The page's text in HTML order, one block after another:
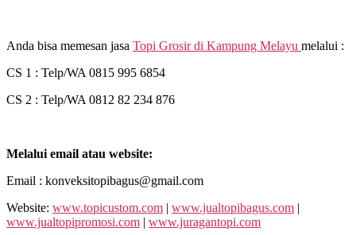
Anda bisa memesan jasa Topi Grosir di Kampung Melayu melalui :
CS 1 : Telp/WA 0815 995 6854
CS 2 : Telp/WA 0812 82 234 876
Melalui email atau website:
Email : konveksitopibagus@gmail.com
Website: www.topicustom.com | www.jualtopibagus.com |
www.jualtopipromosi.com | www.juragantopi.com